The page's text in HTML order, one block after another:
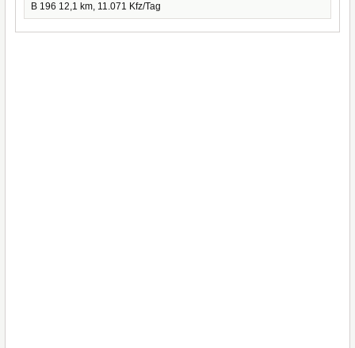
B 196 12,1 km, 11.071 Kfz/Tag